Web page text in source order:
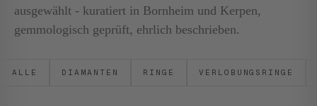
ausgewählt - kuratiert in Bornheim und Kerpen,
gemmologisch geprüft, ehrlich beschrieben.
ALLE DIAMANTEN RINGE VERLOBUNGSRINGE